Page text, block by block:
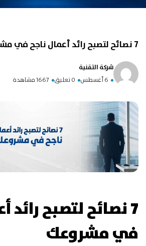
7 نصائح لتصبح رائد أعمال ناجح في مشروعك
شركة التقنية
6 أغسطس 0 تعليق 1667 مشاهدة
7 نصائح لتصبح رائد
في مشروعك